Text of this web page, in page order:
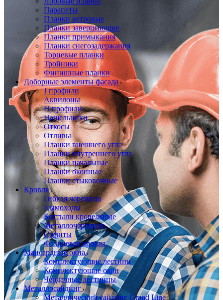
Парапеты
Планки ветровые
Планки завершающие
Планки примыкания
Планки снегозадержания
Торцевые планки
Тройники
Финишные планки
Доборные элементы фасада
J профили
Аквилоны
Н профили
Нащельники
Откосы
Отливы
Планки внешнего угла
Планки внутреннего угла
Планки начальные
Планки оконные
Планки стыковочные
Кровля
Гибкая черепица
Дымоходы
Костыли кровельные
Металлочерепица
Софиты
Фальцевая кровля
Мансардные окна
Комплектующие лестниц
Комплектующие окон
Чердачные лестницы
Металлосайдинг
Металлический сайдинг Grand Line